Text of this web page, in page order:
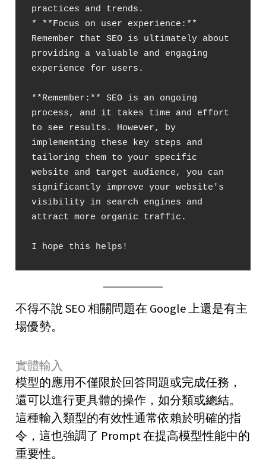
practices and trends.
* **Focus on user experience:**
Remember that SEO is ultimately about
providing a valuable and engaging
experience for users.
**Remember:** SEO is an ongoing
process, and it takes time and effort
to see results. However, by
implementing these key steps and
tailoring them to your specific
website and target audience, you can
significantly improve your website's
visibility in search engines and
attract more organic traffic.
I hope this helps!
不得不說 SEO 相關問題在 Google 上還是有主
場優勢。
實體輸入
模型的應用不僅限於回答問題或完成任務，
還可以進行更具體的操作，如分類或總結。
這種輸入類型的有效性通常依賴於明確的指
令，這也強調了 Prompt 在提高模型性能中的
重要性。